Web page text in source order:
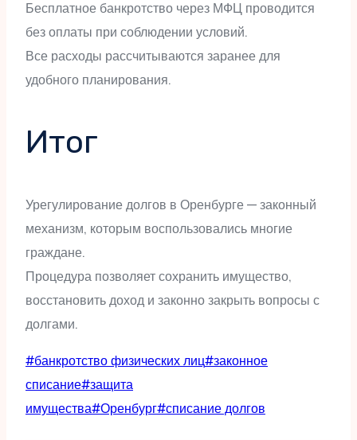
Бесплатное банкротство через МФЦ проводится
без оплаты при соблюдении условий.
Все расходы рассчитываются заранее для
удобного планирования.
Итог
Урегулирование долгов в Оренбурге — законный
механизм, которым воспользовались многие
граждане.
Процедура позволяет сохранить имущество,
восстановить доход и законно закрыть вопросы с
долгами.
Метки
записи:
#банкротство физических лиц#законное
списание#защита
имущества#Оренбург#списание долгов